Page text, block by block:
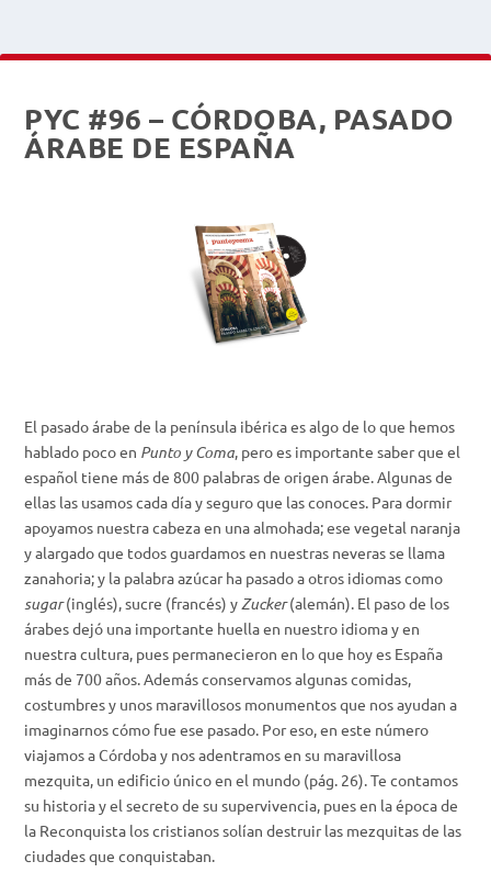
PYC #96 – CÓRDOBA, PASADO
ÁRABE DE ESPAÑA
El pasado árabe de la península ibérica es algo de lo que hemos
hablado poco en Punto y Coma, pero es importante saber que el
español tiene más de 800 palabras de origen árabe. Algunas de
ellas las usamos cada día y seguro que las conoces. Para dormir
apoyamos nuestra cabeza en unaalmohada; ese vegetal naranja
y alargado que todos guardamos en nuestras neveras se llama
zanahoria; y la palabraazúcarha pasado a otros idiomas como
sugar(inglés),sucre (francés) yZucker(alemán). El paso de los
árabes dejó una importante huella en nuestro idioma y en
nuestra cultura, pues permanecieron en lo que hoy es España
más de 700 años. Además conservamos algunas comidas,
costumbres y unos maravillosos monumentos que nos ayudan a
imaginarnos cómo fue ese pasado. Por eso,en este número
viajamos a Córdoba y nos adentramos en su maravillosa
mezquita, un edificio único en el mundo (pág. 26). Te contamos
su historia y el secreto de su supervivencia, pues en la época de
la Reconquista los cristianos solían destruir las mezquitas de las
ciudades que conquistaban.